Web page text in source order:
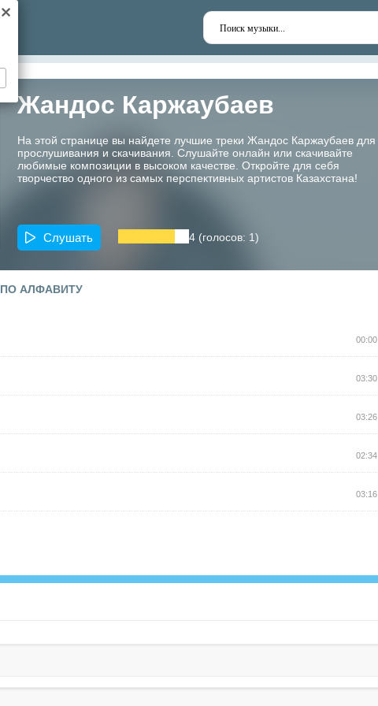
Жандос Каржаубаев
На этой странице вы найдете лучшие треки Жандос Каржаубаев для
прослушивания и скачивания. Слушайте онлайн или скачивайте
любимые композиции в высоком качестве. Откройте для себя
творчество одного из самых перспективных артистов Казахстана!
Слушать 4 (голосов: 1)
ПО АЛФАВИТУ
00:00
03:30
03:26
02:34
03:16